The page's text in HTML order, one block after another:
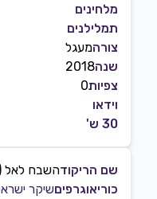
מלחינים
תמלילנים
צורהמעגל
שנה2018
צפיות0
וידאו
30 ש'
שם הריקודהשבח לאל
כוריאוגרפיםשיקר